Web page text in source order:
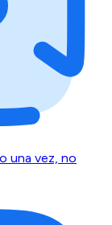
una vez, no